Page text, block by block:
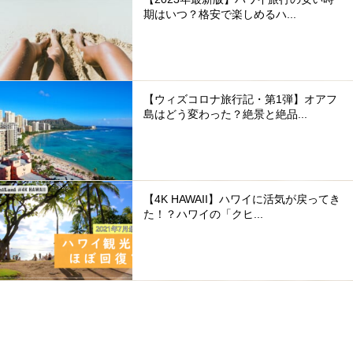
期はいつ？格安で楽しめるハ...
【ウィズコロナ旅行記・第1弾】オアフ
島はどう変わった？絶景と絶品...
【4K HAWAII】ハワイに活気が戻ってき
た！？ハワイの「クヒ...